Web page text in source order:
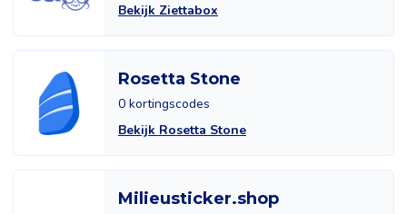
Bekijk Ziettabox
Rosetta Stone
0 kortingscodes
Bekijk Rosetta Stone
Milieusticker.shop